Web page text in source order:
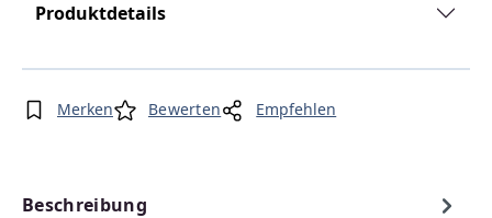
Produktdetails
Merken Bewerten Empfehlen
Beschreibung